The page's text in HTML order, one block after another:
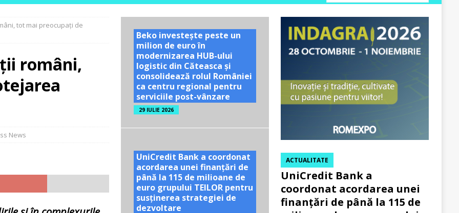
dublează în S1 2026; peste 40% dintre companiile mari din sector
are nevoie de optimism artificial! ACTUALITATE
tot mai preocupați de
români,
News
Beko investește peste un
milion de euro în
modernizarea HUB-ului
logistic din Căteasca și
consolidează rolul României
ca centru regional pentru
serviciile post-vânzare
29 IULIE 2026
UniCredit Bank a coordonat
acordarea unei finanțări de
până la 115 de milioane de
euro grupului TEILOR pentru
susținerea strategiei de
dezvoltare
UniCredit Bank a
coordonat acordarea unei
finanțări de până la 115 de
ACTUALITATE